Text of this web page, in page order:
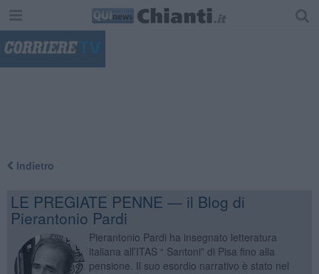
Indietro
LE PREGIATE PENNE — il Blog di
Pierantonio Pardi
Pierantonio Pardi ha insegnato letteratura
italiana all’ITAS “ Santoni” di Pisa fino alla
pensione. Il suo esordio narrativo è stato nel